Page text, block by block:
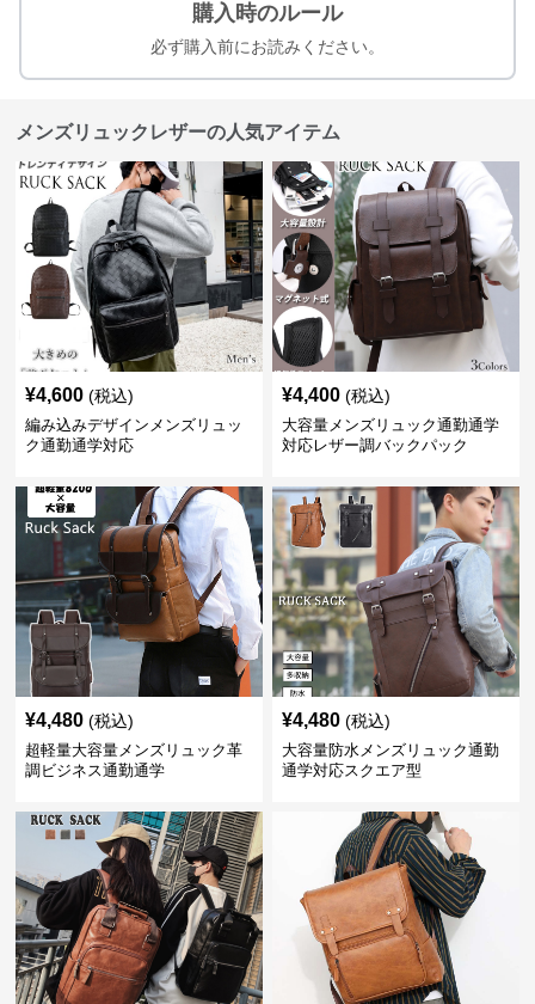
購入時のルール
必ず購入前にお読みください。
メンズリュックレザーの人気アイテム
¥4,600 (税込)
編み込みデザインメンズリュッ
ク通勤通学対応
¥4,400 (税込)
大容量メンズリュック通勤通学
対応レザー調バックパック
¥4,480 (税込)
超軽量大容量メンズリュック革
調ビジネス通勤通学
¥4,480 (税込)
大容量防水メンズリュック通勤
通学対応スクエア型